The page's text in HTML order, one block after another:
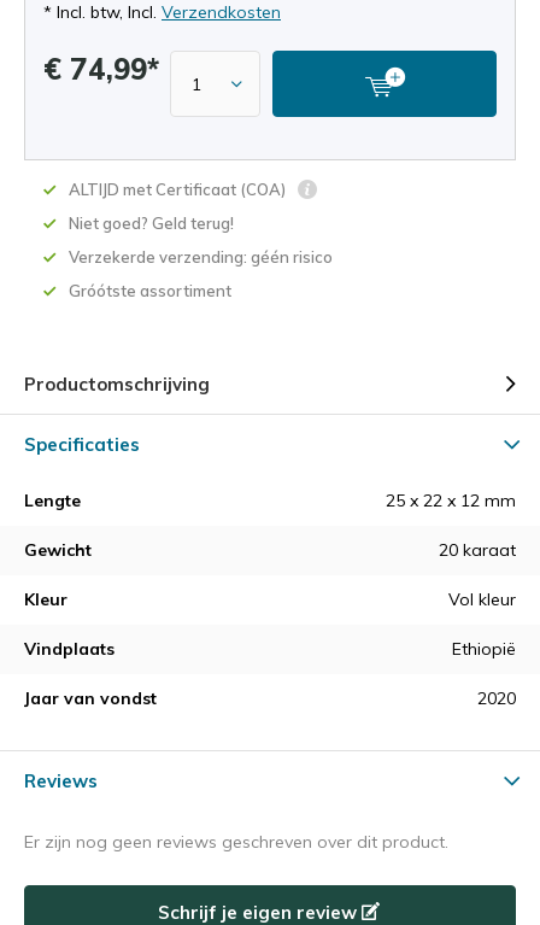
* Incl. btw, Incl. Verzendkosten
€ 74,99*
ALTIJD met Certificaat (COA)
Niet goed? Geld terug!
Verzekerde verzending: géén risico
Gróótste assortiment
Productomschrijving
Specificaties
Lengte 25 x 22 x 12 mm
Gewicht 20 karaat
Kleur Vol kleur
Vindplaats Ethiopië
Jaar van vondst 2020
Reviews
Er zijn nog geen reviews geschreven over dit product.
Schrijf je eigen review